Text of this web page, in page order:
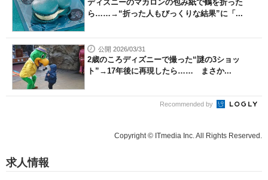
ディズニーのマカロンの包み紙で鶴を折った
ら……→“折った人もびっくりな結果”に「...
公開 2026/03/31
2歳のころディズニーで撮った“謎の3ショッ
ト”→17年後に再現したら…… まさか...
Recommended by
Copyright © ITmedia Inc. All Rights Reserved.
求人情報